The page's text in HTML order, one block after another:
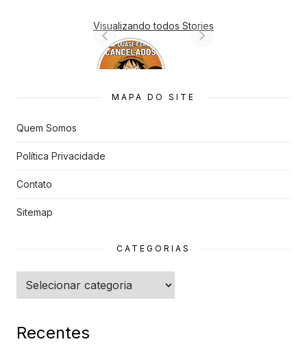
Visualizando todos Stories
7 Animes
que quase
s
MAPA DO SITE
Quem Somos
Política Privacidade
Contato
Sitemap
CATEGORIAS
Categorias
Recentes